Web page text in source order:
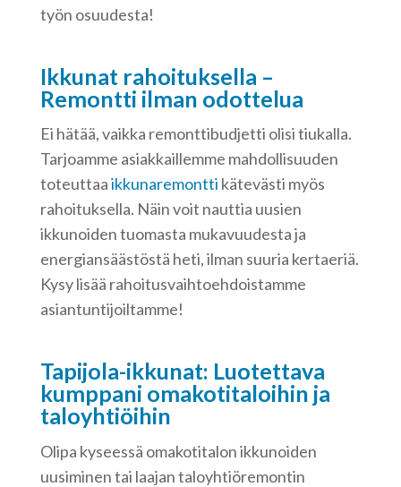
työn osuudesta!
Ikkunat rahoituksella –
Remontti ilman odottelua
Ei hätää, vaikka remonttibudjetti olisi tiukalla.
Tarjoamme asiakkaillemme mahdollisuuden
toteuttaaikkunaremontti kätevästi myös
rahoituksella. Näin voit nauttia uusien
ikkunoiden tuomasta mukavuudesta ja
energiansäästöstä heti, ilman suuria kertaeriä.
Kysy lisää rahoitusvaihtoehdoistamme
asiantuntijoiltamme!
Tapijola-ikkunat: Luotettava
kumppani omakotitaloihin ja
taloyhtiöihin
Olipa kyseessä omakotitalon ikkunoiden
uusiminen tai laajan taloyhtiöremontin